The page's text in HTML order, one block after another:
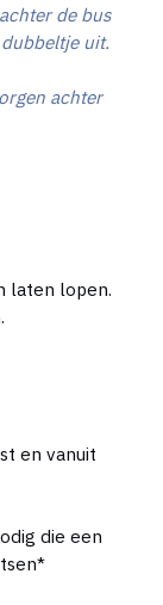
de bus
uit.
achter
laten lopen.
en vanuit
die een